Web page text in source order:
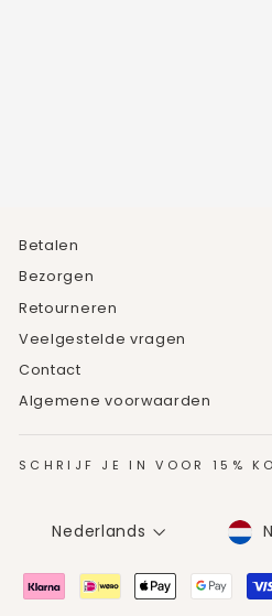
Betalen
Bezorgen
Retourneren
Veelgestelde vragen
Contact
Algemene voorwaarden
SCHRIJF JE IN VOOR 15%
TAAL
Nederlands